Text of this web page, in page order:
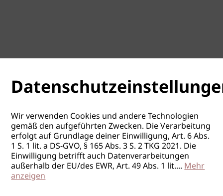
Wir verwenden Cookies und andere Technologien
gemäß den aufgeführten Zwecken. Die Verarbeitung
erfolgt auf Grundlage deiner Einwilligung, Art. 6 Abs.
1 S. 1 lit. a DS-GVO, § 165 Abs. 3 S. 2 TKG 2021. Die
Einwilligung betrifft auch Datenverarbeitungen
außerhalb der EU/des EWR, Art. 49 Abs. 1 lit....Mehr
anzeigen